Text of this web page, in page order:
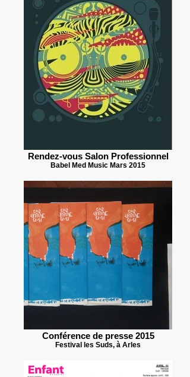
Rendez-vous Salon Professionnel
Babel Med Music Mars 2015
Conférence de presse 2015
Festival les Suds, à Arles